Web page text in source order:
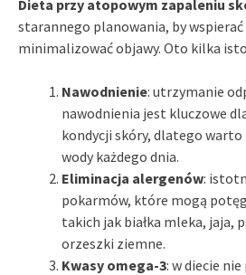
Dieta przy atopowym zapaleniu
starannego planowania, by
minimalizować objawy. Oto kilka
Nawodnienie: utrzymanie
nawodnienia jest kluczowe
kondycji skóry, dlatego
wody każdego dnia.
Eliminacja alergenów:
pokarmów, które mogą
takich jak białka mleka, jaja,
orzeszki ziemne.
Kwasy omega-3: w diecie